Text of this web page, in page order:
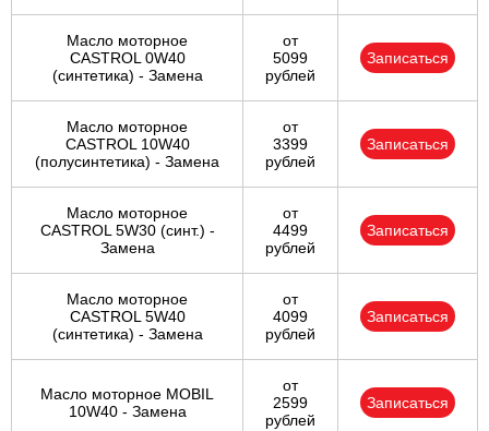
Масло моторное
CASTROL 0W40
(синтетика) - Замена
от
5099
рублей
Записаться
Масло моторное
CASTROL 10W40
(полусинтетика) - Замена
от
3399
рублей
Записаться
Масло моторное
CASTROL 5W30 (синт.) -
Замена
от
4499
рублей
Записаться
Масло моторное
CASTROL 5W40
(синтетика) - Замена
от
4099
рублей
Записаться
Масло моторное MOBIL
10W40 - Замена
от
2599
рублей
Записаться